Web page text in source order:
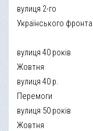
вулиця 2-го
Українського фронта
вулиця 40 років
Жовтня
вулиця 40 р.
Перемоги
вулиця 50 років
Жовтня